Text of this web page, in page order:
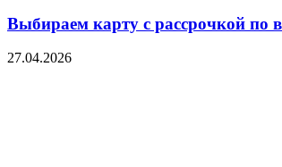
Выбираем карту с рассрочкой по
27.04.2026